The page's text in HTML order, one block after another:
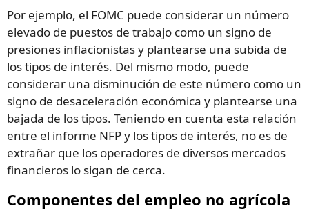
Por ejemplo, el FOMC puede considerar un número
elevado de puestos de trabajo como un signo de
presiones inflacionistas y plantearse una subida de
los tipos de interés. Del mismo modo, puede
considerar una disminución de este número como un
signo de desaceleración económica y plantearse una
bajada de los tipos. Teniendo en cuenta esta relación
entre el informe NFP y los tipos de interés, no es de
extrañar que los operadores de diversos mercados
financieros lo sigan de cerca.
Componentes del empleo no agrícola